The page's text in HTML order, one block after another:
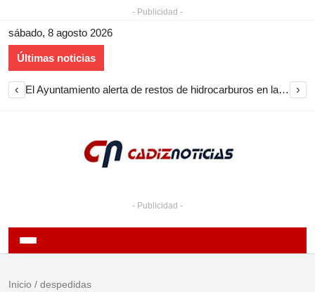
- Publicidad -
sábado, 8 agosto 2026
Últimas noticias
‹ El Ayuntamiento alerta de restos de hidrocarburos en la playa de Puente Mayorga ›
- Publicidad -
Inicio / despedidas